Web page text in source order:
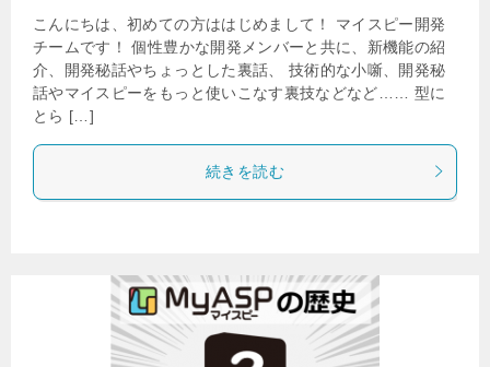
こんにちは、初めての方ははじめまして！ マイスピー開発
チームです！ 個性豊かな開発メンバーと共に、新機能の紹
介、開発秘話やちょっとした裏話、 技術的な小噺、開発秘
話やマイスピーをもっと使いこなす裏技などなど…… 型に
とら […]
続きを読む